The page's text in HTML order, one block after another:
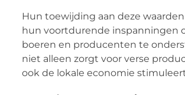
Hun toewijding aan deze
hun voortdurende inspanningen
boeren en producenten te
niet alleen zorgt voor verse
ook de lokale economie